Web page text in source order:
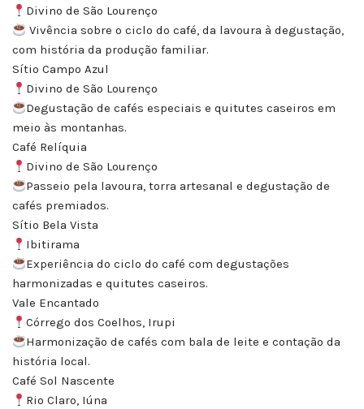
Divino de São Lourenço
Vivência sobre o ciclo do café, da lavoura à degustação,
com história da produção familiar.
Sítio Campo Azul
Divino de São Lourenço
Degustação de cafés especiais e quitutes caseiros em
meio às montanhas.
Café Relíquia
Divino de São Lourenço
Passeio pela lavoura, torra artesanal e degustação de
cafés premiados.
Sítio Bela Vista
Ibitirama
Experiência do ciclo do café com degustações
harmonizadas e quitutes caseiros.
Vale Encantado
Córrego dos Coelhos, Irupi
Harmonização de cafés com bala de leite e contação da
história local.
Café Sol Nascente
Rio Claro, Iúna